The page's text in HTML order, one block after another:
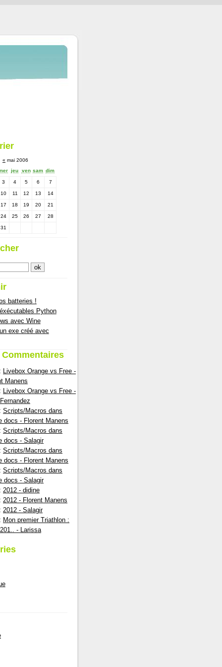
« mai 2006
jeu ven sam dim
3 4 5 6 7
10 11 12 13 14
17 18 19 20 21
24 25 26 27 28
31
batteries !
Python
avec Wine
exe créé avec
Livebox Orange vs Free -
Manens
Livebox Orange vs Free -
Scripts/Macros dans
docs - Florent Manens
Scripts/Macros dans
docs - Salagir
Scripts/Macros dans
docs - Florent Manens
Scripts/Macros dans
docs - Salagir
2012 - didine
2012 - Florent Manens
2012 - Salagir
Mon premier Triathlon :
- Larissa